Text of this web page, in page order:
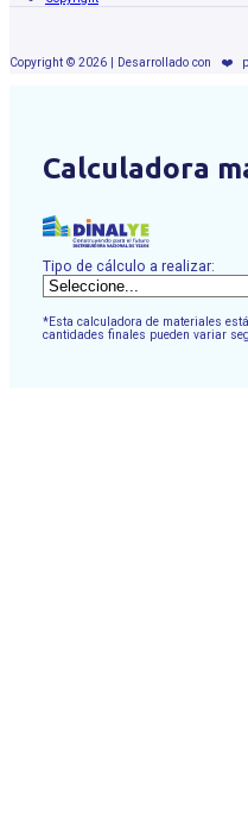
Copyright © 2026 | Desarrollado con ❤️
Calculadora
Tipo de cálculo a realizar:
*Esta calculadora de materiales
cantidades finales pueden variar